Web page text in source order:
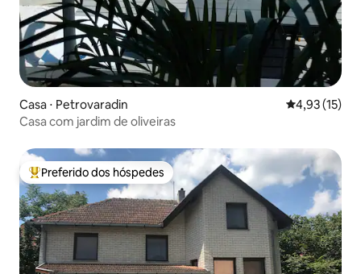
Casa ⋅ Petrovaradin 4,93 de uma
4,93 (15)
Casa com jardim de oliveiras
Entre os melhores preferidos dos hóspedes
Preferido dos hóspedes